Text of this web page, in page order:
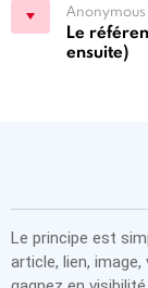
Le
ensuite)
Le principe est
article, lien,